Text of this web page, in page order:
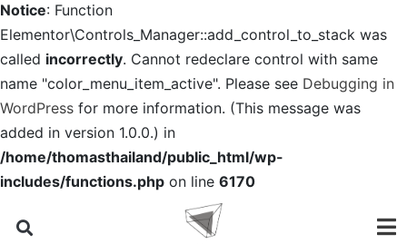
Notice: Function
Elementor\Controls_Manager::add_control_to_stack was
called incorrectly. Cannot redeclare control with same
name "color_menu_item_active". Please see Debugging in
WordPress for more information. (This message was
added in version 1.0.0.) in
/home/thomasthailand/public_html/wp-
includes/functions.php on line 6170